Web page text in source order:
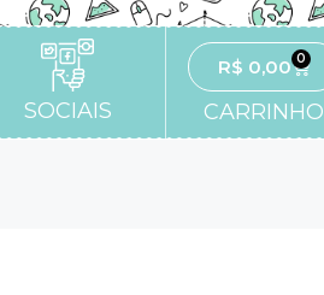
SOCIAIS
R$ 0,00 0
CARRINHO